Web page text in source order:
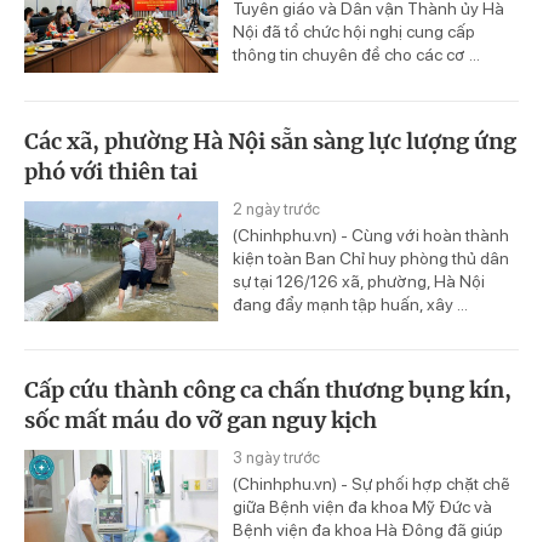
Tuyên giáo và Dân vận Thành ủy Hà
Nội đã tổ chức hội nghị cung cấp
thông tin chuyên đề cho các cơ ...
Các xã, phường Hà Nội sẵn sàng lực lượng ứng
phó với thiên tai
2 ngày trước
(Chinhphu.vn) - Cùng với hoàn thành
kiện toàn Ban Chỉ huy phòng thủ dân
sự tại 126/126 xã, phường, Hà Nội
đang đẩy mạnh tập huấn, xây ...
Cấp cứu thành công ca chấn thương bụng kín,
sốc mất máu do vỡ gan nguy kịch
3 ngày trước
(Chinhphu.vn) - Sự phối hợp chặt chẽ
giữa Bệnh viện đa khoa Mỹ Đức và
Bệnh viện đa khoa Hà Đông đã giúp